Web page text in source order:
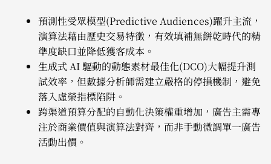
預測性受眾模型(Predictive Audiences)躍升主流，
演算法藉由歷史交易特徵，有效填補無餅乾時代的精
準度缺口並降低獲客成本。
生成式 AI 驅動的動態素材最佳化(DCO)大幅提升測
試效率，但數據分析師需建立嚴格的停損機制，避免
落入虛榮指標陷阱。
跨渠道預算分配的自動化決策權重增加，廣告主需專
注於商業價值與演算法對齊，而非手動微調單一廣告
活動出價。